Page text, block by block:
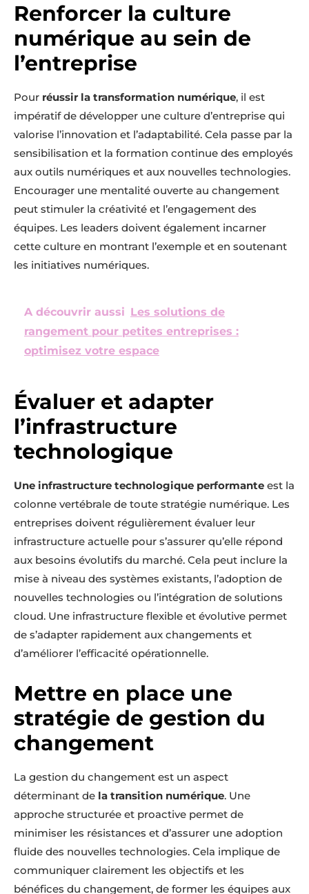
Renforcer la culture
numérique au sein de
l’entreprise
Pour réussir la transformation numérique, il est
impératif de développer une culture d’entreprise qui
valorise l’innovation et l’adaptabilité. Cela passe par la
sensibilisation et la formation continue des employés
aux outils numériques et aux nouvelles technologies.
Encourager une mentalité ouverte au changement
peut stimuler la créativité et l’engagement des
équipes. Les leaders doivent également incarner
cette culture en montrant l’exemple et en soutenant
les initiatives numériques.
A découvrir aussi Les solutions de
rangement pour petites entreprises :
optimisez votre espace
Évaluer et adapter
l’infrastructure
technologique
Une infrastructure technologique performante est la
colonne vertébrale de toute stratégie numérique. Les
entreprises doivent régulièrement évaluer leur
infrastructure actuelle pour s’assurer qu’elle répond
aux besoins évolutifs du marché. Cela peut inclure la
mise à niveau des systèmes existants, l’adoption de
nouvelles technologies ou l’intégration de solutions
cloud. Une infrastructure flexible et évolutive permet
de s’adapter rapidement aux changements et
d’améliorer l’efficacité opérationnelle.
Mettre en place une
stratégie de gestion du
changement
La gestion du changement est un aspect
déterminant de la transition numérique. Une
approche structurée et proactive permet de
minimiser les résistances et d’assurer une adoption
fluide des nouvelles technologies. Cela implique de
communiquer clairement les objectifs et les
bénéfices du changement, de former les équipes aux